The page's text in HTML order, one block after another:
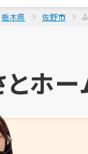
栃木県 佐野市
とホ